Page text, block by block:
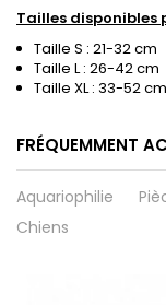
Tailles disponibles
Taille S : 21-32 cm
Taille L : 26-42 cm
Taille XL : 33-52 cm
FRÉQUEMMENT
Aquariophilie
Chiens